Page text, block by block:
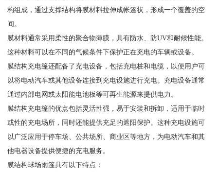
构组成，通过支撑结构将膜材料拉伸成帐篷状，形成一个覆盖的空
间。
膜材料通常采用柔性的聚合物薄膜，具有防水、防UV和耐候性能。
这种材料可以在不同的气候条件下保护正在充电的车辆或设备。
膜结构充电篷还配备了充电设备，包括充电桩和电缆，以便用户可
以将电动汽车或其他设备连接到充电设施进行充电。充电设备通常
通过内部电网或太阳能电池板等可再生能源来提供电力。
膜结构充电篷的优点包括灵活性强，易于安装和拆卸，适用于临时
或性的充电场所，同时还能提供充足的遮阳保护。这种充电设施可
以广泛应用于停车场、公共场所、商业区等地方，为电动汽车和其
他电器设备提供便捷的充电服务。
膜结构球场雨篷具有以下特点：